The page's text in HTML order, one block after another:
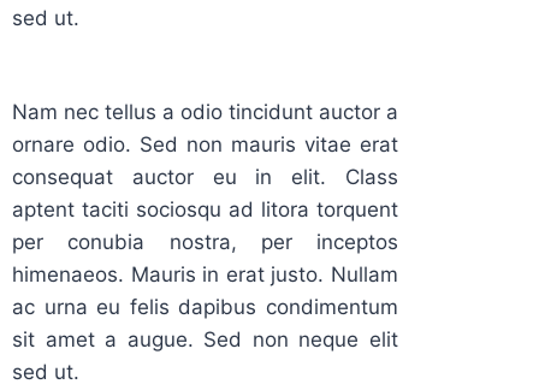
sed ut.
Nam nec tellus a odio tincidunt auctor a
ornare odio. Sed non mauris vitae erat
consequat auctor eu in elit. Class
aptent taciti sociosqu ad litora torquent
per conubia nostra, per inceptos
himenaeos. Mauris in erat justo. Nullam
ac urna eu felis dapibus condimentum
sit amet a augue. Sed non neque elit
sed ut.